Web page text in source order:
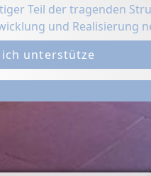
Teil der tragenden
und Realisierung
ich unterstütze